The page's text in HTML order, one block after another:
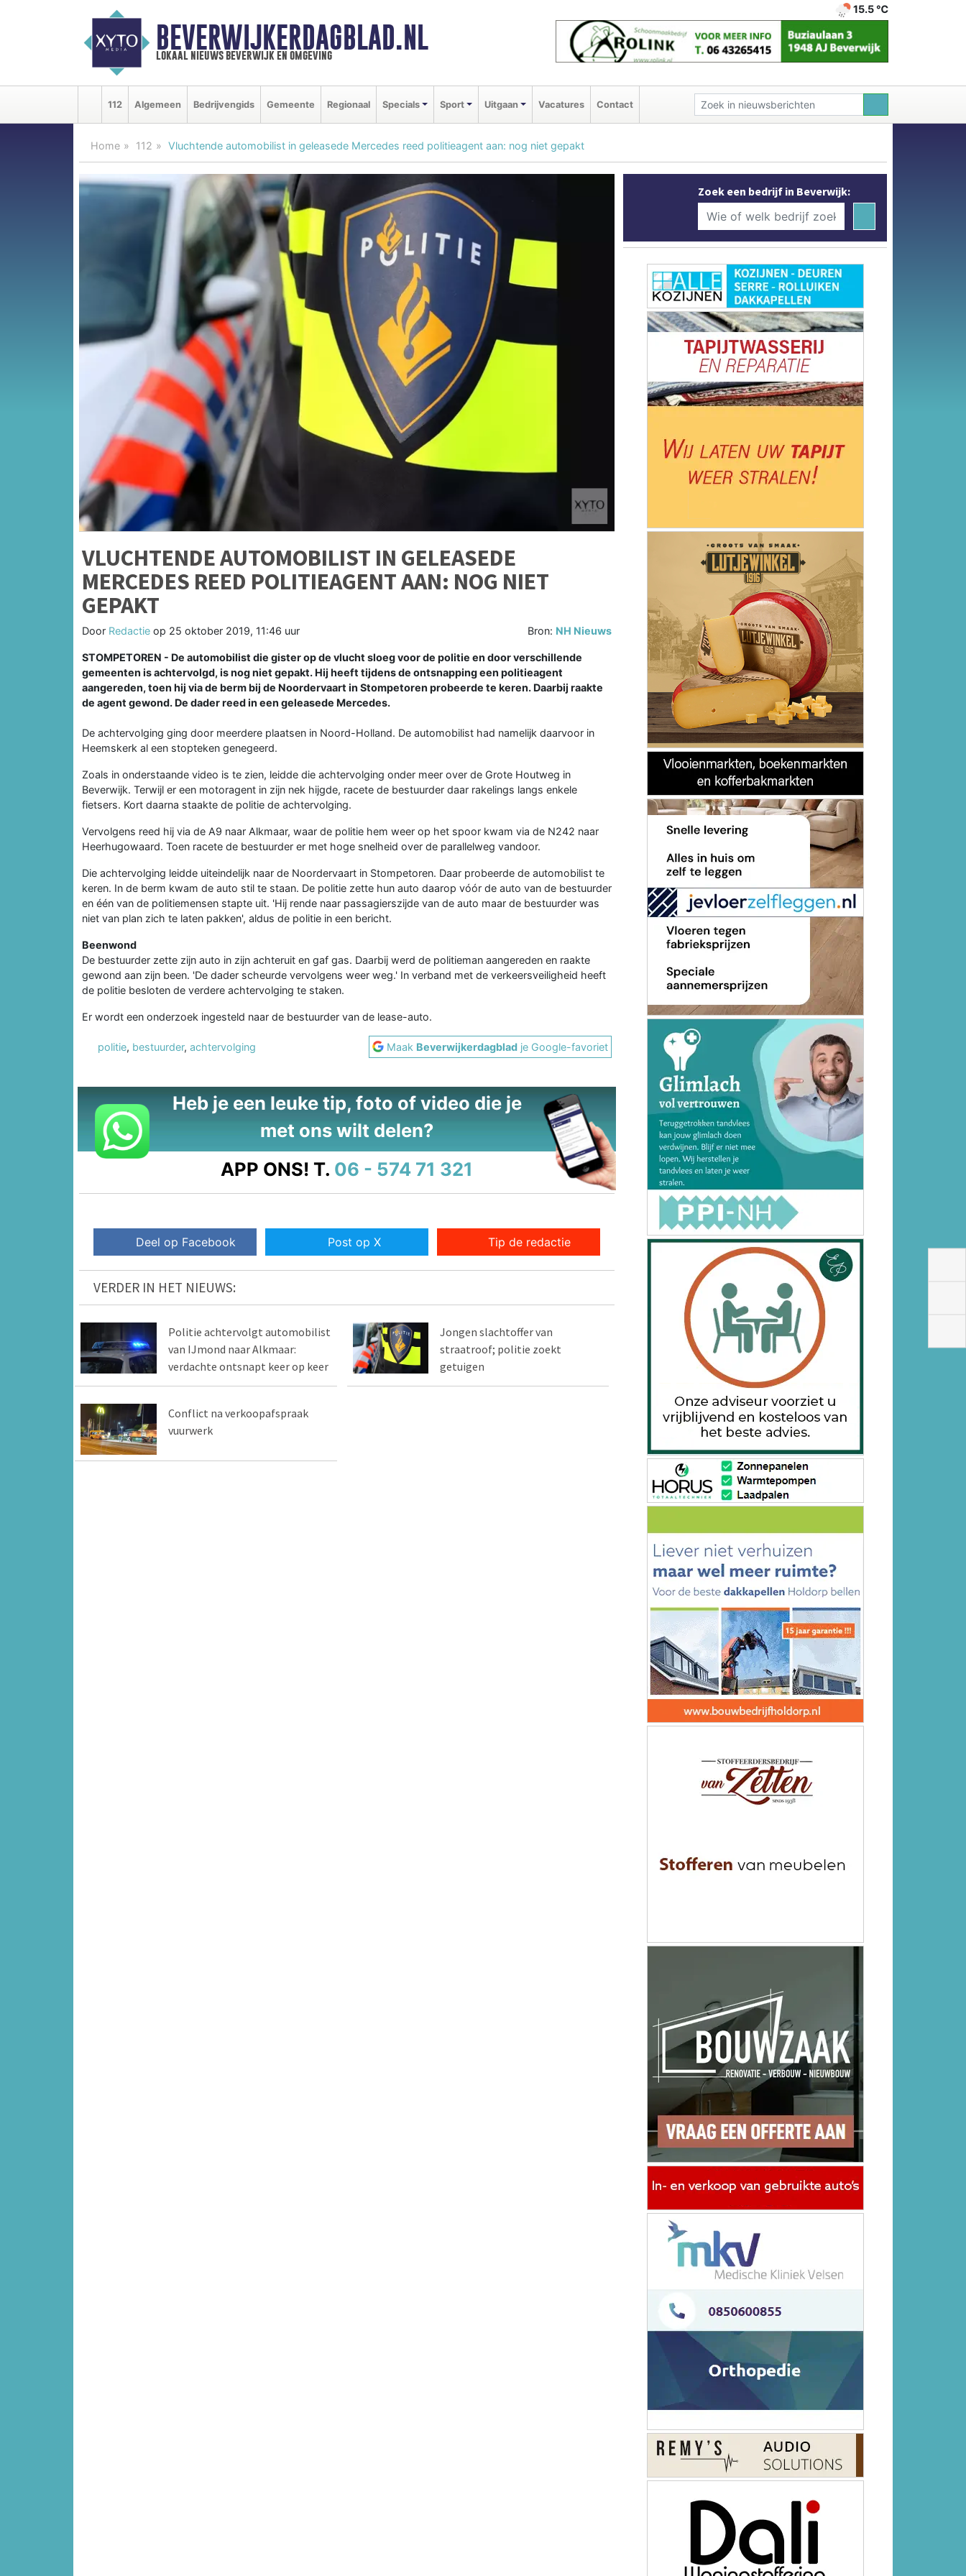
BEVERWIJKERDAGBLAD.NL
lokaal nieuws beverwijk en omgeving
15.5 ℃
112 Algemeen Bedrijvengids Gemeente Regionaal Specials Sport Uitgaan Vacatures Contact
Home 112 Vluchtende automobilist in geleasede Mercedes reed politieagent aan: nog niet gepakt
VLUCHTENDE AUTOMOBILIST IN GELEASEDE
MERCEDES REED POLITIEAGENT AAN: NOG NIET
GEPAKT
Door Redactie op 25 oktober 2019, 11:46 uur Bron: NH Nieuws
STOMPETOREN - De automobilist die gister op de vlucht sloeg voor de politie en door verschillende
gemeenten is achtervolgd, is nog niet gepakt. Hij heeft tijdens de ontsnapping een politieagent
aangereden, toen hij via de berm bij de Noordervaart in Stompetoren probeerde te keren. Daarbij raakte
de agent gewond. De dader reed in een geleasede Mercedes.
De achtervolging ging door meerdere plaatsen in Noord-Holland. De automobilist had namelijk daarvoor in
Heemskerk al een stopteken genegeerd.
Zoals in onderstaande video is te zien, leidde die achtervolging onder meer over de Grote Houtweg in
Beverwijk. Terwijl er een motoragent in zijn nek hijgde, racete de bestuurder daar rakelings langs enkele
fietsers. Kort daarna staakte de politie de achtervolging.
Vervolgens reed hij via de A9 naar Alkmaar, waar de politie hem weer op het spoor kwam via de N242 naar
Heerhugowaard. Toen racete de bestuurder er met hoge snelheid over de parallelweg vandoor.
Die achtervolging leidde uiteindelijk naar de Noordervaart in Stompetoren. Daar probeerde de automobilist te
keren. In de berm kwam de auto stil te staan. De politie zette hun auto daarop vóór de auto van de bestuurder
en één van de politiemensen stapte uit. 'Hij rende naar passagierszijde van de auto maar de bestuurder was
niet van plan zich te laten pakken', aldus de politie in een bericht.
Beenwond
De bestuurder zette zijn auto in zijn achteruit en gaf gas. Daarbij werd de politieman aangereden en raakte
gewond aan zijn been. 'De dader scheurde vervolgens weer weg.' In verband met de verkeersveiligheid heeft
de politie besloten de verdere achtervolging te staken.
Er wordt een onderzoek ingesteld naar de bestuurder van de lease-auto.
politie, bestuurder, achtervolging Maak Beverwijkerdagblad je Google-favoriet
Heb je een leuke tip, foto of video die je
met ons wilt delen?
APP ONS! T. 06 - 574 71 321
Deel op Facebook Post op X Tip de redactie
VERDER IN HET NIEUWS:
Politie achtervolgt automobilist
van IJmond naar Alkmaar:
verdachte ontsnapt keer op keer
Jongen slachtoffer van
straatroof; politie zoekt
getuigen
Conflict na verkoopafspraak
vuurwerk
Zoek een bedrijf in Beverwijk: